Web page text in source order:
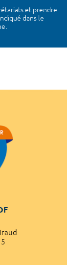
et prendre
dans le